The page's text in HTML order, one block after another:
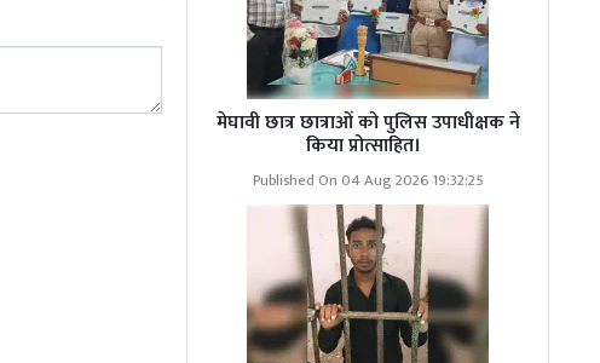
मेघावी छात्र छात्राओं को पुलिस उपाधीक्षक ने
किया प्रोत्साहित।
Published On 04 Aug 2026 19:32:25